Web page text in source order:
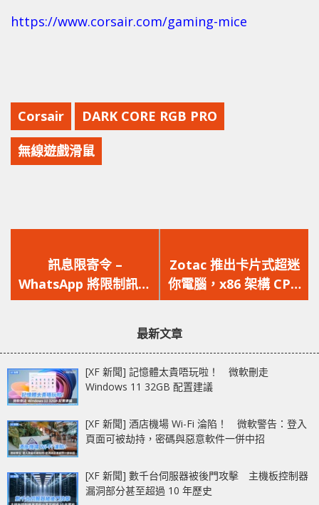
https://www.corsair.com/gaming-mice
Corsair DARK CORE RGB PRO
無線遊戲滑鼠
一
篇
文
訊息限寄令 –
WhatsApp 將限制訊息
大量轉傳
一
篇
文
Zotac 推出卡片式超迷
你電腦，x86 架構 CPU
可跑 Win10 Pro
最新文章
[XF 新聞] 記憶體太貴唔玩啦！ 微軟刪走
Windows 11 32GB 配置建議
[XF 新聞] 酒店機場 Wi-Fi 淪陷！ 微軟警告：登入
頁面可被劫持，密碼與惡意軟件一併中招
[XF 新聞] 數千台伺服器被後門攻擊 主機板控制器
漏洞部分甚至超過 10 年歷史